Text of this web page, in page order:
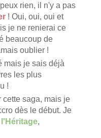
rien, il n'y a pas
! Oui, oui, oui et
je ne renierai ce
beaucoup de
oublier !
mais je sais déjà
les plus
!
saga, mais je
dès le début. Je
l'Héritage,